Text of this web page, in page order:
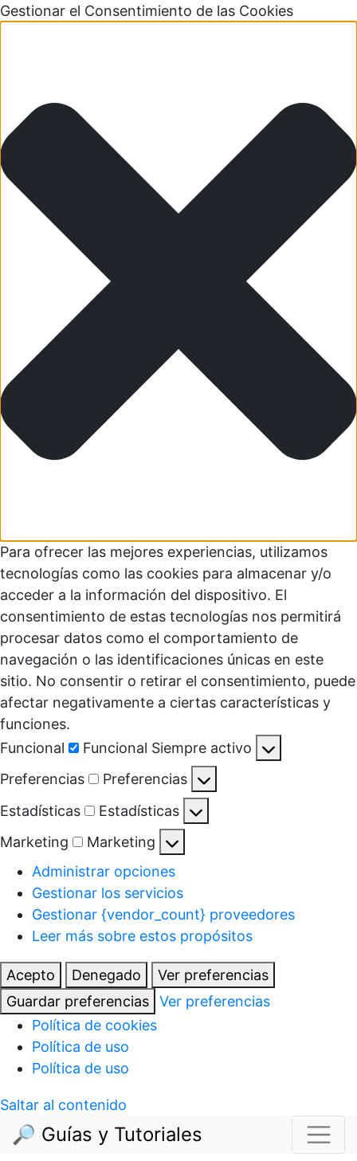
Gestionar el Consentimiento de las Cookies
Para ofrecer las mejores experiencias, utilizamos
tecnologías como las cookies para almacenar y/o
acceder a la información del dispositivo. El
consentimiento de estas tecnologías nos permitirá
procesar datos como el comportamiento de
navegación o las identificaciones únicas en este
sitio. No consentir o retirar el consentimiento, puede
afectar negativamente a ciertas características y
funciones.
Funcional
Funcional Siempre activo
Preferencias
Preferencias
Estadísticas
Estadísticas
Marketing
Marketing
Administrar opciones
Gestionar los servicios
Gestionar {vendor_count} proveedores
Leer más sobre estos propósitos
Acepto Denegado
Ver preferencias
Guardar preferencias
Ver preferencias
Política de cookies
Política de uso
Política de uso
Saltar al contenido
🔎 Guías y Tutoriales